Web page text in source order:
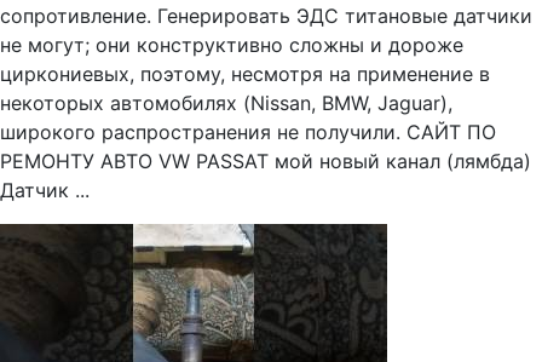
сопротивление. Генерировать ЭДС титановые датчики
не могут; они конструктивно сложны и дороже
циркониевых, поэтому, несмотря на применение в
некоторых автомобилях (Nissan, BMW, Jaguar),
широкого распространения не получили. САЙТ ПО
РЕМОНТУ АВТО VW PASSAT мой новый канал (лямбда)
Датчик ...